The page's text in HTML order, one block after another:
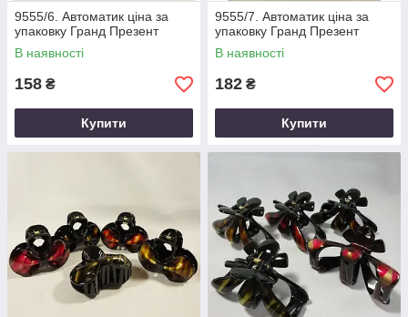
9555/6. Автоматик ціна за
упаковку Гранд Презент
В наявності
158 ₴
Купити
9555/7. Автоматик ціна за
упаковку Гранд Презент
В наявності
182 ₴
Купити